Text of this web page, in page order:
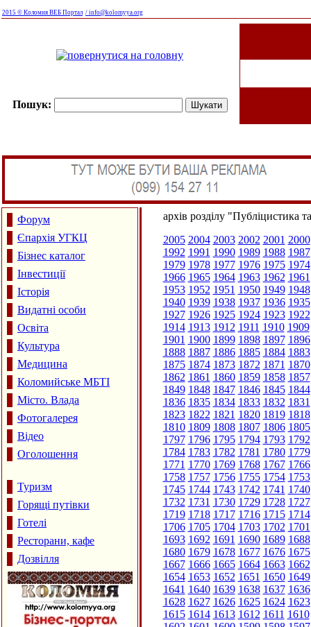
2015 © Коломия ВЕБ Портал / info@kolomyya.org
Пошук:
Форум
Єпархія УГКЦ
Бізнес каталог
Інвестиції
Історія
Видатні особи
Освіта
Культура
Медицина
Коломийське МБТІ
Місто. Влада
Фотогалерея
Відео
Оголошення
Туризм
Горящі путівки
Готелі
Ресторани, кафе
Дозвілля
архів розділу "Публіцистика
2005 2004 2003 2002 2001 2000
1992 1991 1990 1989 1988 1987
1979 1978 1977 1976 1975 1974
1966 1965 1964 1963 1962 1961
1953 1952 1951 1950 1949 1948
1940 1939 1938 1937 1936 1935
1927 1926 1925 1924 1923 1922
1914 1913 1912 1911 1910 1909
1901 1900 1899 1898 1897 1896
1888 1887 1886 1885 1884 1883
1875 1874 1873 1872 1871 1870
1862 1861 1860 1859 1858 1857
1849 1848 1847 1846 1845 1844
1836 1835 1834 1833 1832 1831
1823 1822 1821 1820 1819 1818
1810 1809 1808 1807 1806 1805
1797 1796 1795 1794 1793 1792
1784 1783 1782 1781 1780 1779
1771 1770 1769 1768 1767 1766
1758 1757 1756 1755 1754 1753
1745 1744 1743 1742 1741 1740
1732 1731 1730 1729 1728 1727
1719 1718 1717 1716 1715 1714
1706 1705 1704 1703 1702 1701
1693 1692 1691 1690 1689 1688
1680 1679 1678 1677 1676 1675
1667 1666 1665 1664 1663 1662
1654 1653 1652 1651 1650 1649
1641 1640 1639 1638 1637 1636
1628 1627 1626 1625 1624 1623
1615 1614 1613 1612 1611 1610